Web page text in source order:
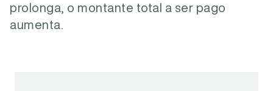
prolonga, o montante total a ser pago
aumenta.